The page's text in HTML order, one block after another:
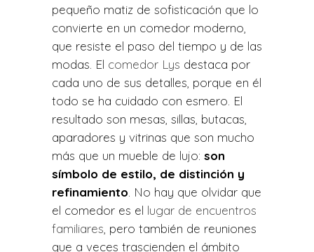
pequeño matiz de sofisticación que lo
convierte en un comedor moderno,
que resiste el paso del tiempo y de las
modas. El comedor Lys destaca por
cada uno de sus detalles, porque en él
todo se ha cuidado con esmero. El
resultado son mesas, sillas, butacas,
aparadores y vitrinas que son mucho
más que un mueble de lujo: son
símbolo de estilo, de distinción y
refinamiento. No hay que olvidar que
el comedor es el lugar de encuentros
familiares, pero también de reuniones
que a veces trascienden el ámbito